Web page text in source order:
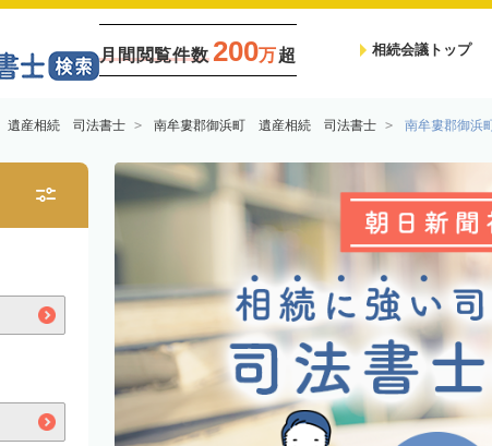
月間閲覧件数 200万超 相続会議トップ
遺産相続 司法書士 南牟婁郡御浜町 遺産相続 司法書士 南牟婁郡御